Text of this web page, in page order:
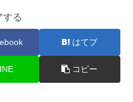
する
はてブ
コピー